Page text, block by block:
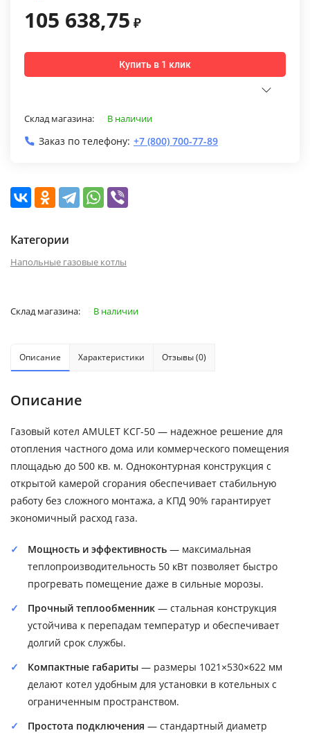
105 638,75 ₽
Купить в 1 клик
Склад магазина: В наличии
Заказ по телефону: +7 (800) 700-77-89
Категории
Напольные газовые котлы
Склад магазина: В наличии
Описание Характеристики Отзывы (0)
Описание
Газовый котел AMULET КСГ-50 — надежное решение для
отопления частного дома или коммерческого помещения
площадью до 500 кв. м. Одноконтурная конструкция с
открытой камерой сгорания обеспечивает стабильную
работу без сложного монтажа, а КПД 90% гарантирует
экономичный расход газа.
Мощность и эффективность — максимальная
теплопроизводительность 50 кВт позволяет быстро
прогревать помещение даже в сильные морозы.
Прочный теплообменник — стальная конструкция
устойчива к перепадам температур и обеспечивает
долгий срок службы.
Компактные габариты — размеры 1021×530×622 мм
делают котел удобным для установки в котельных с
ограниченным пространством.
Простота подключения — стандартный диаметр